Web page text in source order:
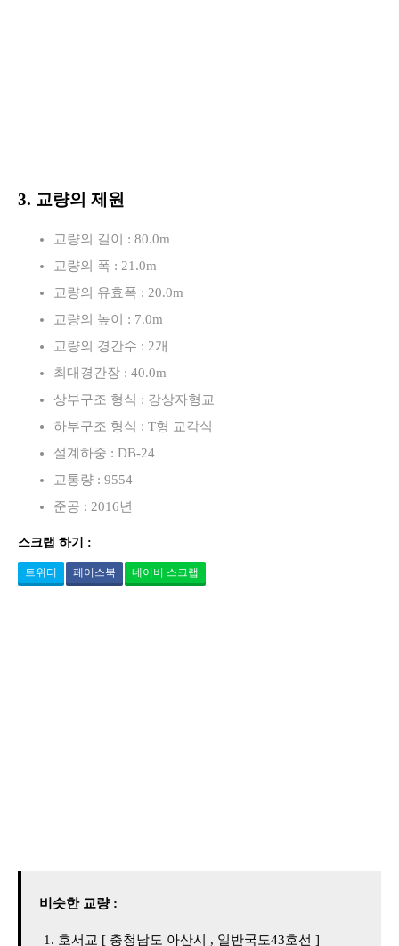
3. 교량의 제원
교량의 길이 : 80.0m
교량의 폭 : 21.0m
교량의 유효폭 : 20.0m
교량의 높이 : 7.0m
교량의 경간수 : 2개
최대경간장 : 40.0m
상부구조 형식 : 강상자형교
하부구조 형식 : T형 교각식
설계하중 : DB-24
교통량 : 9554
준공 : 2016년
스크랩 하기 :
트위터 페이스북 네이버 스크랩
비슷한 교량 :
호서교 [ 충청남도 아산시 , 일반국도43호선 ]